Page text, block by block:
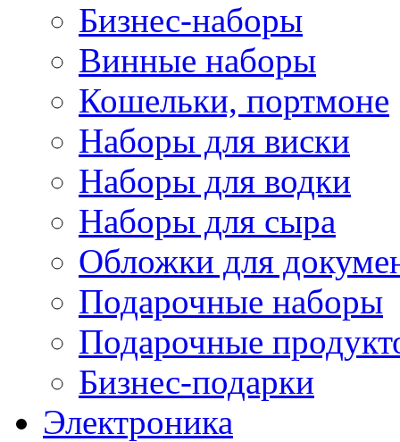
Бизнес-наборы
Винные наборы
Кошельки, портмоне
Наборы для виски
Наборы для водки
Наборы для сыра
Обложки для
Подарочные наборы
Подарочные
Бизнес-подарки
Электроника